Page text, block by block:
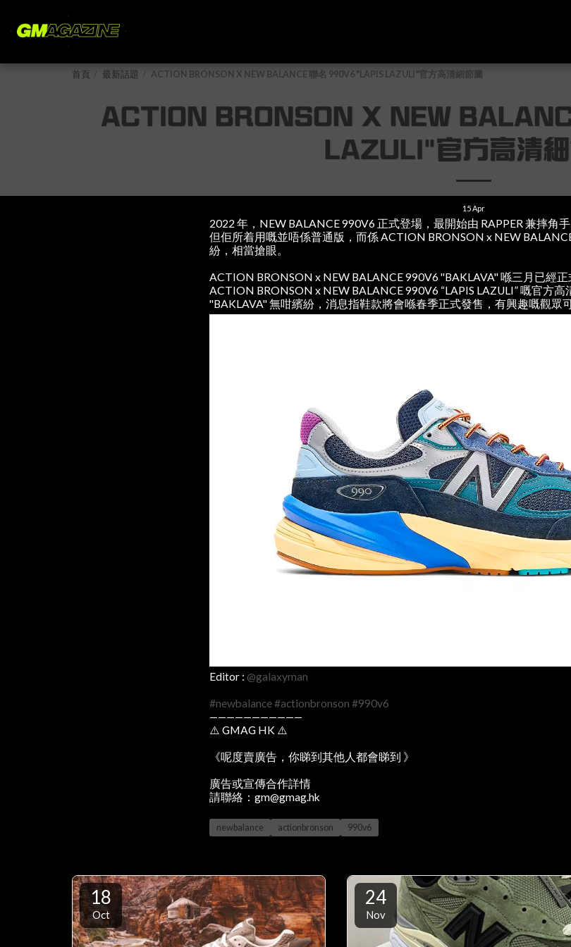
首頁 最新話題 ACTION BRONSON X NEW BALANCE 聯名 990V6 "LAPIS LAZULI"官方高清細節圖
ACTION BRONSON X NEW
LAZULI"官方高清細
15Apr
2022 年，NEW BALANCE 990V6 正式登場，最開始由 RAPPER 兼摔角
但佢所着用嘅並唔係普通版，而係 ACTION BRONSON x NEW
紛，相當搶眼。
ACTION BRONSON x NEW BALANCE 990V6 "BAKLAVA" 喺三月已經
ACTION BRONSON x NEW BALANCE 990V6 “LAPIS LAZULI” 嘅官方
"BAKLAVA" 無咁繽紛，消息指鞋款將會喺春季正式發售，有興趣嘅觀眾
Editor : @galaxyman
#newbalance#actionbronson #990v6
———————————
⚠️ GMAG HK ⚠️
《呢度賣廣告，你睇到其他人都會睇到 》
廣告或宣傳合作詳情
請聯絡：gm@gmag.hk
newbalance actionbronson 990v6
18
Oct
24
Nov